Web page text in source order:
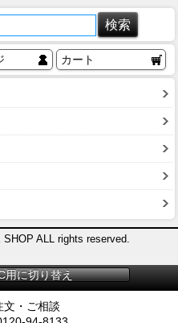
カート
ALL rights reserved.
文・ご相談
用に切り替え